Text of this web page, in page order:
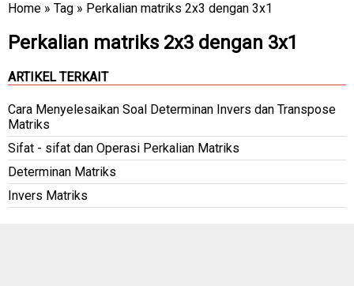
Home » Tag » Perkalian matriks 2x3 dengan 3x1
Perkalian matriks 2x3 dengan 3x1
ARTIKEL TERKAIT
Cara Menyelesaikan Soal Determinan Invers dan Transpose
Matriks
Sifat - sifat dan Operasi Perkalian Matriks
Determinan Matriks
Invers Matriks